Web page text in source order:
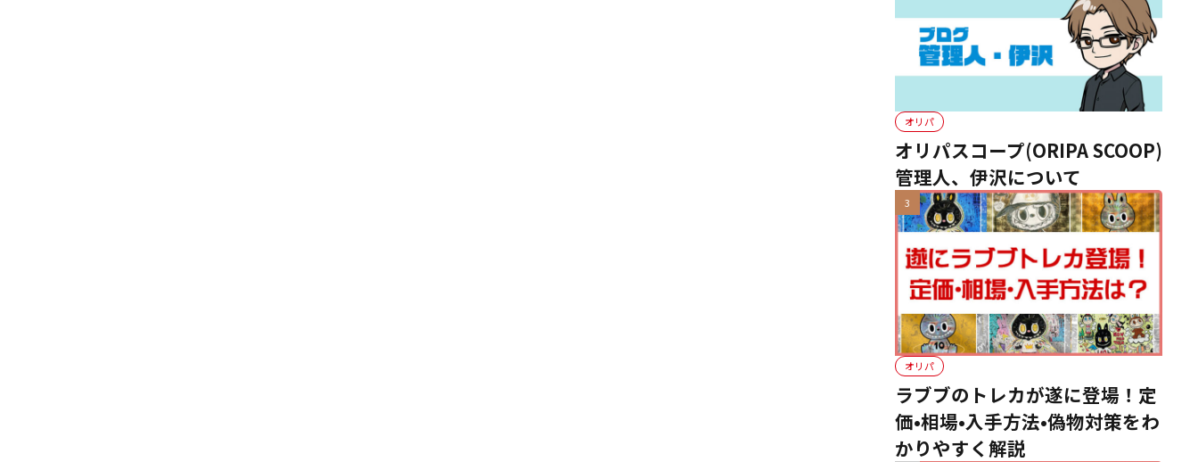
オリパ
オリパスコープ(ORIPA SCOOP)
管理人、伊沢について
オリパ
ラブブのトレカが遂に登場！定
価•相場•入手方法•偽物対策をわ
かりやすく解説